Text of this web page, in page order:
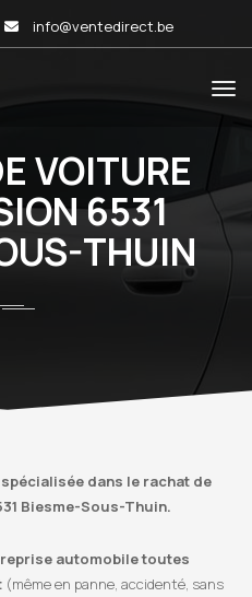
info@ventedirect.be
VOITURE
6531
THUIN
dans le rachat de
Biesme-Sous-Thuin.
reprise automobile toutes
(même en panne, accidenté, sans